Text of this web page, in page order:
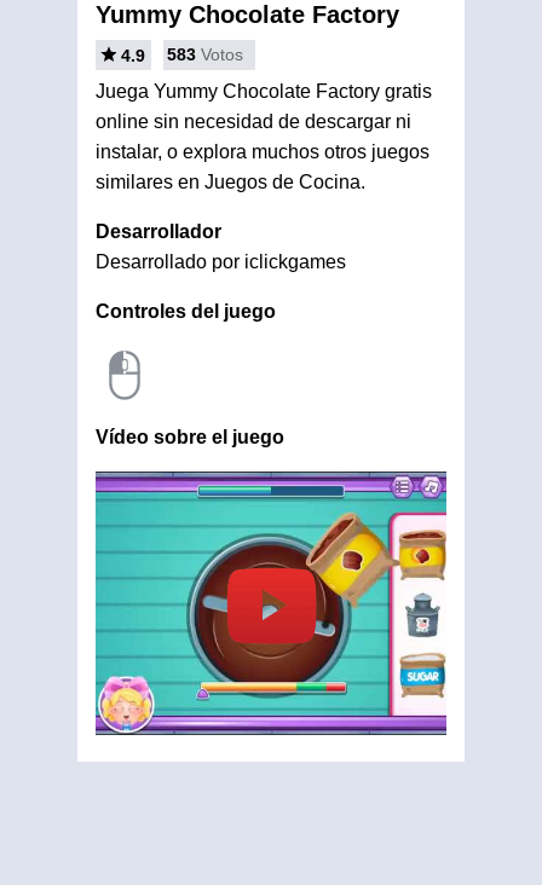
Yummy Chocolate Factory
4.9 583 Votos
Juega Yummy Chocolate Factory gratis
online sin necesidad de descargar ni
instalar, o explora muchos otros juegos
similares en Juegos de Cocina.
Desarrollador
Desarrollado por iclickgames
Controles del juego
Vídeo sobre el juego